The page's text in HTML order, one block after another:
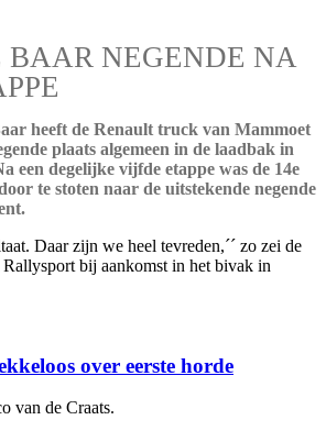
BAAR NEGENDE NA
heeft de Renault truck van Mammoet
plaats algemeen in de laadbak in
een degelijke vijfde etappe was de 14e
te stoten naar de uitstekende negende
Daar zijn we heel tevreden,´´ zo zei de
bij aankomst in het bivak in
over eerste horde
van de Craats.